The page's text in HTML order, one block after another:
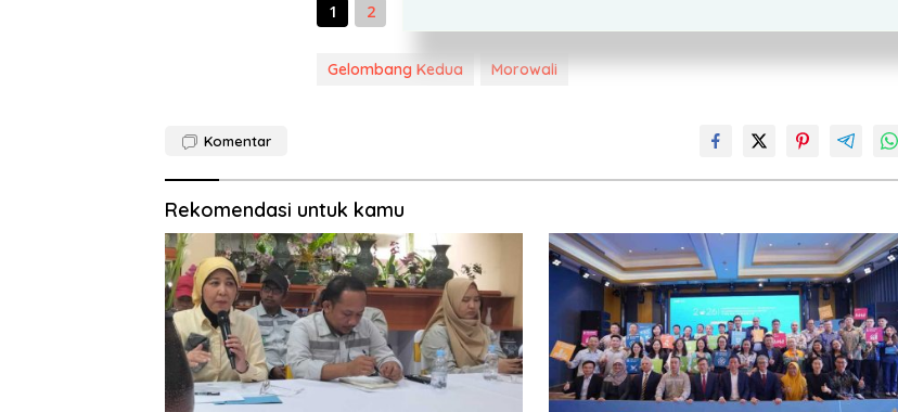
1
2
Gelombang Kedua Morowali
Komentar
Rekomendasi untuk kamu